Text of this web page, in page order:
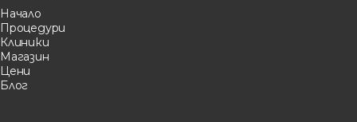
Начало
Процедури
Клиники
Магазин
Цени
Блог